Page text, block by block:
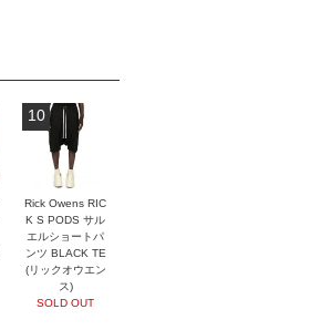
10
Rick Owens RIC
K S PODS サル
エルショートパ
ンツ BLACK TE
(リックオウエン
ス)
SOLD OUT